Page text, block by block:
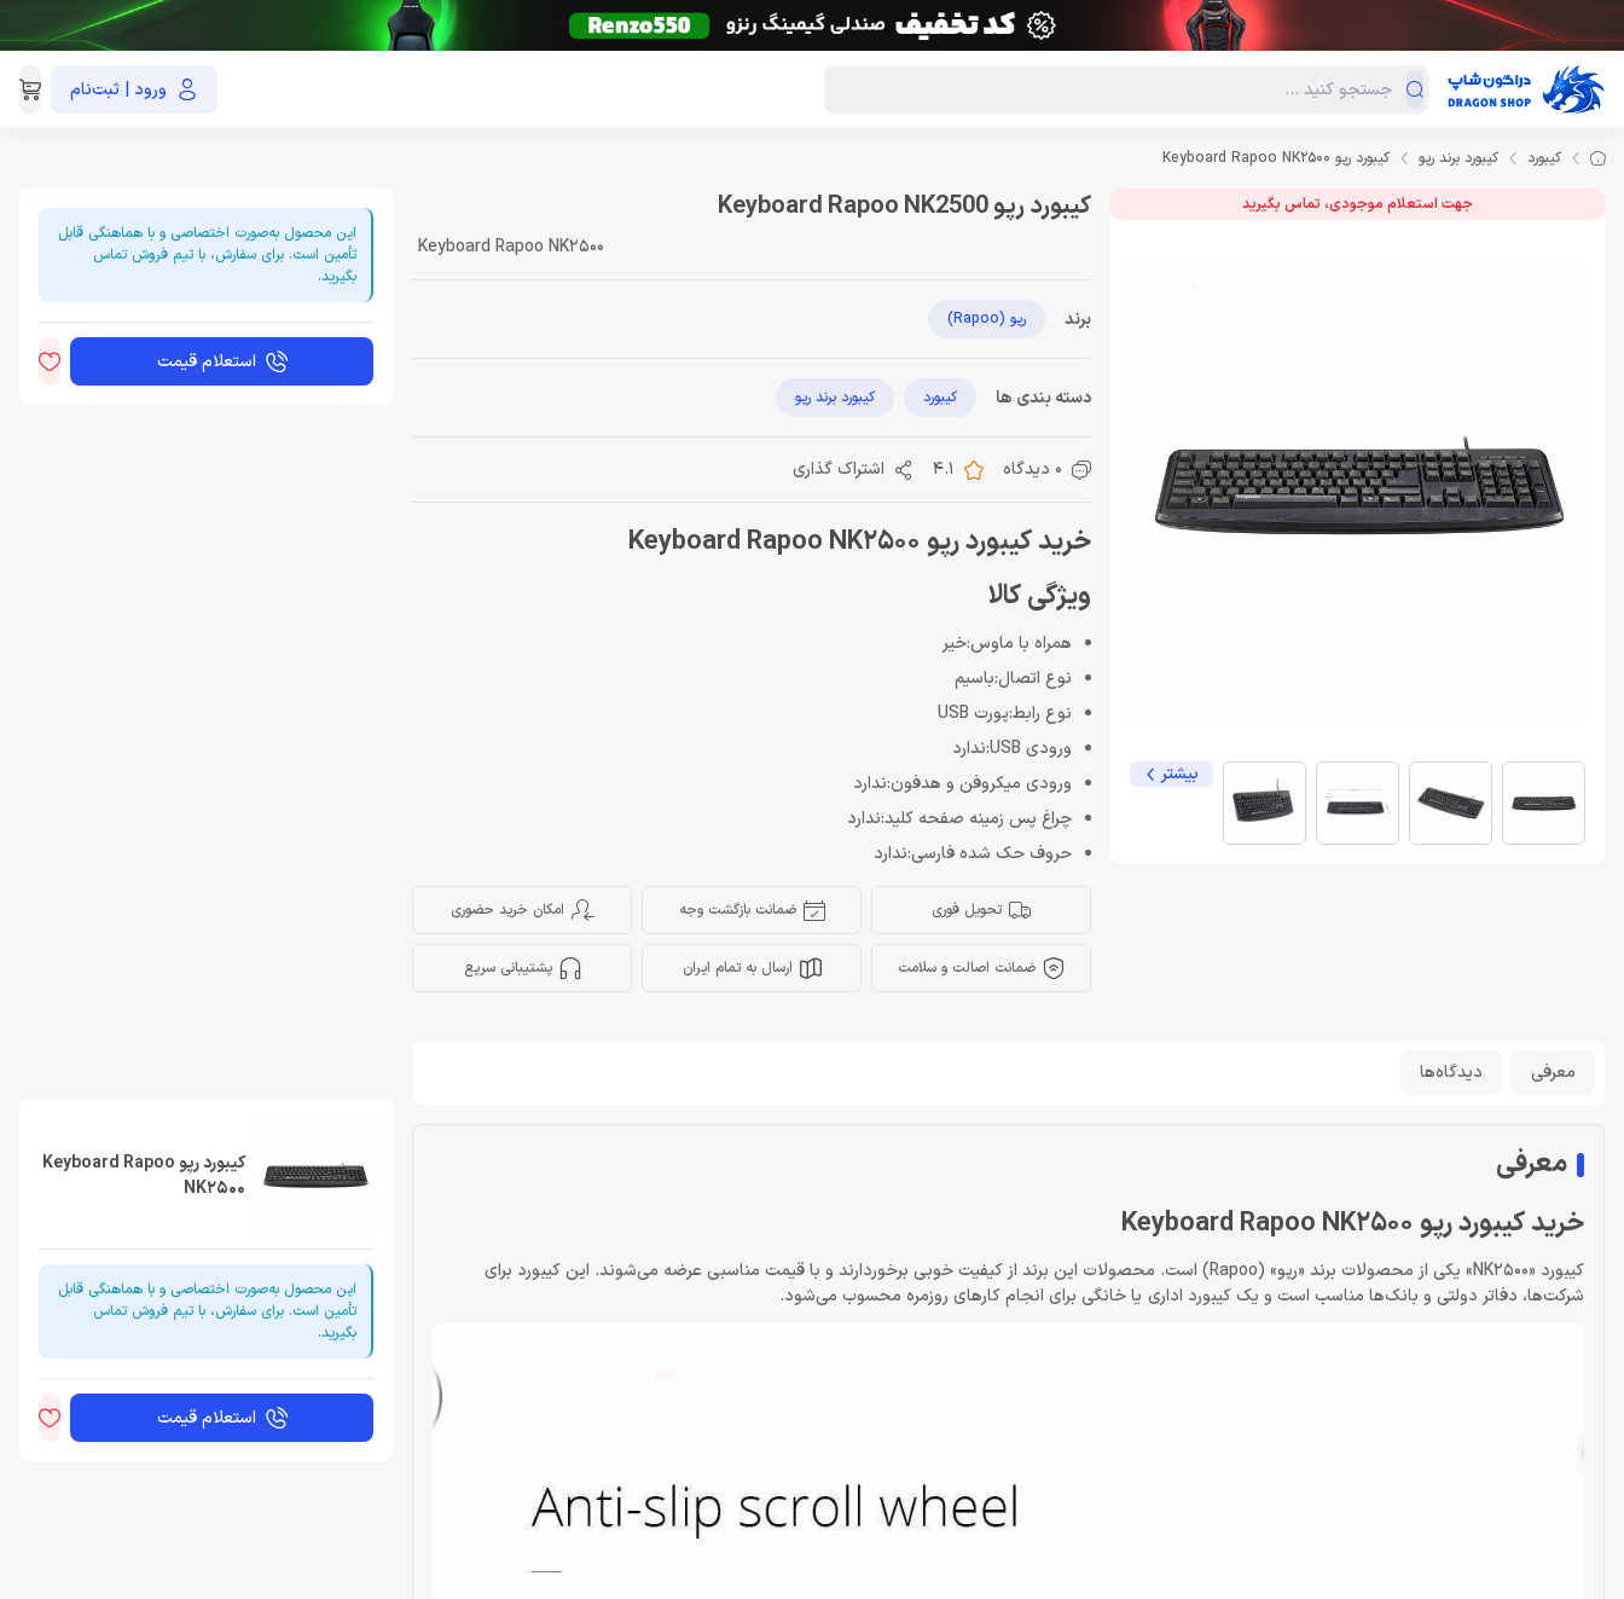
ورود | ثبت‌نام دسته‌بندی محصولات فروش ویژه 021-91035390
کیبورد کیبورد برند رپو کیبورد رپو Keyboard Rapoo NK2500
جهت استعلام موجودی، تماس بگیرید
بیشتر
کیبورد رپو Keyboard Rapoo NK2500
Keyboard Rapoo NK2500
برند رپو (Rapoo)
دسته بندی ها کیبورد کیبورد برند رپو
0 دیدگاه 4.1 اشتراک گذاری
خرید کیبورد رپو Keyboard Rapoo NK2500
ویژگی کالا
همراه با ماوس:خیر
نوع اتصال:باسیم
نوع رابط:پورت USB
ورودی USB:ندارد
ورودی میکروفن و هدفون:ندارد
چراغ‌ پس زمینه صفحه کلید:ندارد
حروف حک شده فارسی:ندارد
تحویل فوری ضمانت بازگشت وجه امکان خرید حضوری
ضمانت اصالت و سلامت ارسال به تمام ایران پشتیبانی سریع
این محصول به‌صورت اختصاصی و با هماهنگی قابل
تأمین است. برای سفارش، با تیم فروش تماس
بگیرید.
استعلام قیمت
معرفی دیدگاه‌ها
معرفی
خرید کیبورد رپو Keyboard Rapoo NK2500
کیبورد «NK2500» یکی از محصولات برند «رپو» (Rapoo) است. محصولات این برند از کیفیت خوبی برخوردارند و با قیمت مناسبی عرضه می‌شوند. این کیبورد برای
شرکت‌ها، دفاتر دولتی و بانک‌ها مناسب است و یک کیبورد اداری یا خانگی برای انجام کارهای روزمره محسوب می‌شود.
کیبورد رپو Keyboard Rapoo
NK2500
این محصول به‌صورت اختصاصی و با هماهنگی قابل
تأمین است. برای سفارش، با تیم فروش تماس
بگیرید.
استعلام قیمت